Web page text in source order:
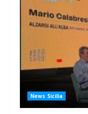
News Sicilia